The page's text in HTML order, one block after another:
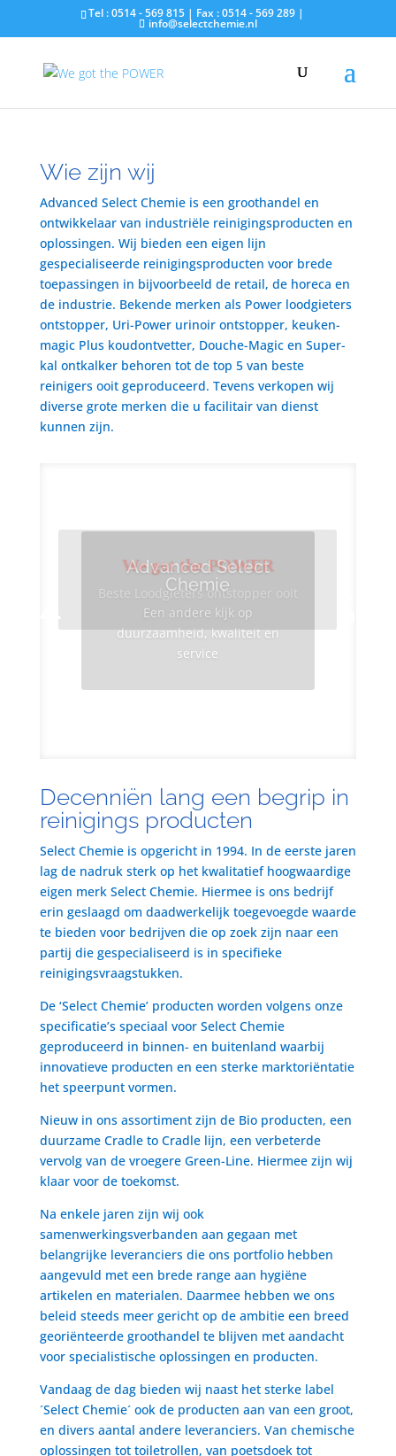
Tel : 0514 - 569 815 | Fax : 0514 - 569 289 |
info@selectchemie.nl
Wie zijn wij
Advanced Select Chemie is een groothandel en
ontwikkelaar van industriële reinigingsproducten en
oplossingen. Wij bieden een eigen lijn
gespecialiseerde reinigingsproducten voor brede
toepassingen in bijvoorbeeld de retail, de horeca en
de industrie. Bekende merken als Power loodgieters
ontstopper, Uri-Power urinoir ontstopper, keuken-
magic Plus koudontvetter, Douche-Magic en Super-
kal ontkalker behoren tot de top 5 van beste
reinigers ooit geproduceerd. Tevens verkopen wij
diverse grote merken die u facilitair van dienst
kunnen zijn.
Advanced Select
Chemie
Een andere kijk op
duurzaamheid, kwaliteit en
service
We got the POWER
Beste Loodgieters ontstopper ooit
Decenniën lang een begrip in
reinigings producten
Select Chemie is opgericht in 1994. In de eerste jaren
lag de nadruk sterk op het kwalitatief hoogwaardige
eigen merk Select Chemie. Hiermee is ons bedrijf
erin geslaagd om daadwerkelijk toegevoegde waarde
te bieden voor bedrijven die op zoek zijn naar een
partij die gespecialiseerd is in specifieke
reinigingsvraagstukken.
De ‘Select Chemie’ producten worden volgens onze
specificatie’s speciaal voor Select Chemie
geproduceerd in binnen- en buitenland waarbij
innovatieve producten en een sterke marktoriëntatie
het speerpunt vormen.
Nieuw in ons assortiment zijn de Bio producten, een
duurzame Cradle to Cradle lijn, een verbeterde
vervolg van de vroegere Green-Line. Hiermee zijn wij
klaar voor de toekomst.
Na enkele jaren zijn wij ook
samenwerkingsverbanden aan gegaan met
belangrijke leveranciers die ons portfolio hebben
aangevuld met een brede range aan hygiëne
artikelen en materialen. Daarmee hebben we ons
beleid steeds meer gericht op de ambitie een breed
georiënteerde groothandel te blijven met aandacht
voor specialistische oplossingen en producten.
Vandaag de dag bieden wij naast het sterke label
´Select Chemie´ ook de producten aan van een groot,
en divers aantal andere leveranciers. Van chemische
oplossingen tot toiletrollen, van poetsdoek tot